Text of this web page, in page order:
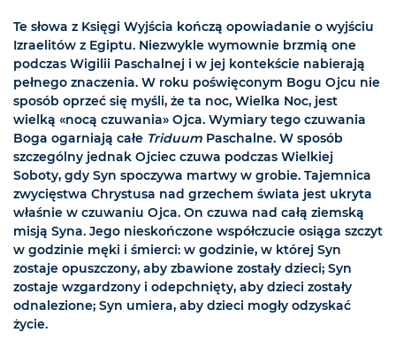
Te słowa z Księgi Wyjścia kończą opowiadanie o wyjściu
Izraelitów z Egiptu. Niezwykle wymownie brzmią one
podczas Wigilii Paschalnej i w jej kontekście nabierają
pełnego znaczenia. W roku poświęconym Bogu Ojcu nie
sposób oprzeć się myśli, że ta noc, Wielka Noc, jest
wielką «nocą czuwania» Ojca. Wymiary tego czuwania
Boga ogarniają całe Triduum Paschalne. W sposób
szczególny jednak Ojciec czuwa podczas Wielkiej
Soboty, gdy Syn spoczywa martwy w grobie. Tajemnica
zwycięstwa Chrystusa nad grzechem świata jest ukryta
właśnie w czuwaniu Ojca. On czuwa nad całą ziemską
misją Syna. Jego nieskończone współczucie osiąga szczyt
w godzinie męki i śmierci: w godzinie, w której Syn
zostaje opuszczony, aby zbawione zostały dzieci; Syn
zostaje wzgardzony i odepchnięty, aby dzieci zostały
odnalezione; Syn umiera, aby dzieci mogły odzyskać
życie.